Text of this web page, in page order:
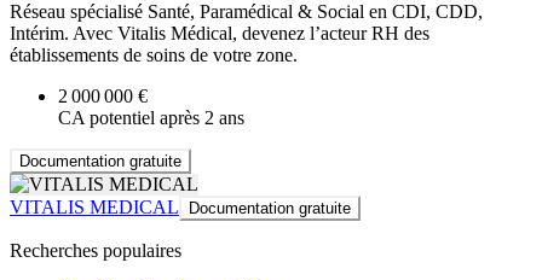
Réseau spécialisé Santé, Paramédical & Social en CDI, CDD,
Intérim. Avec Vitalis Médical, devenez l’acteur RH des
établissements de soins de votre zone.
2 000 000 €
CA potentiel après 2 ans
Documentation gratuite
VITALIS MEDICAL Documentation gratuite
Recherches populaires